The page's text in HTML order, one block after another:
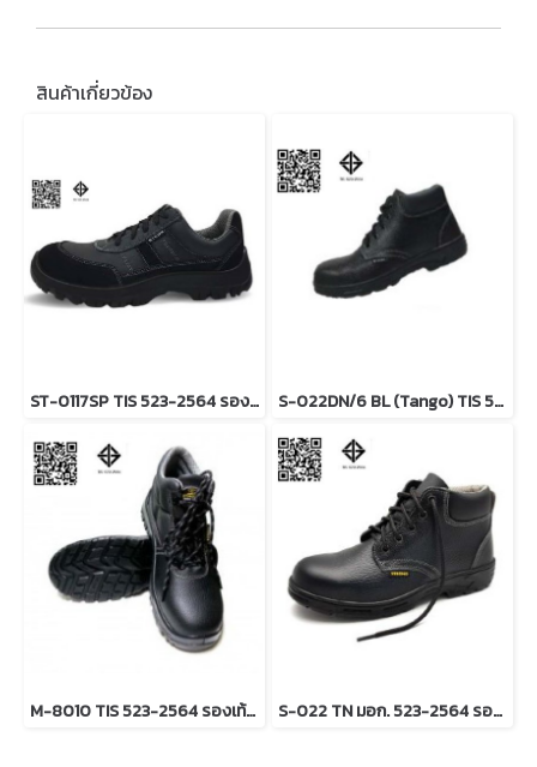
สินค้าเกี่ยวข้อง
ST-0117SP TIS 523-2564 รองเท้านิรภัยหุ้มส้น S-022DN/6 BL (Tango) TIS 523-2564 รองเท้านิรภัยหุ้มข้อ
M-8010 TIS 523-2564 รองเท้านิรภัยหุ้มข้อ หนังแท้อัดลาย พื้นPU (เสริมพื้น+กันไฟฟ้าสถิตย์) S-022 TN มอก. 523-2564 รองเท้านิรภัยหุ้มข้อ หนังแท้อัดลาย พื้น NBR